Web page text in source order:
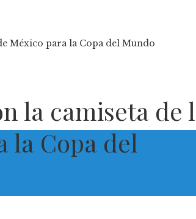
México para la Copa del Mundo
la camiseta de
la Copa del